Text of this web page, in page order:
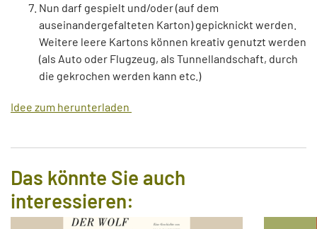
Nun darf gespielt und/oder (auf dem
auseinandergefalteten Karton) gepicknickt werden.
Weitere leere Kartons können kreativ genutzt werden
(als Auto oder Flugzeug, als Tunnellandschaft, durch
die gekrochen werden kann etc.)
Idee zum herunterladen
Das könnte Sie auch
interessieren: